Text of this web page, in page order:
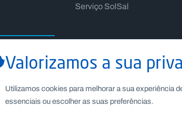
Serviço SolSal
Valorizamos a sua
Utilizamos cookies para melhorar a sua experiência
essenciais ou escolher as suas preferências.